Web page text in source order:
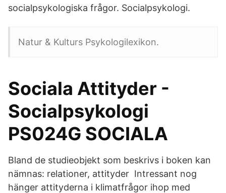
socialpsykologiska frågor. Socialpsykologi.
Natur & Kulturs Psykologilexikon.
Sociala Attityder -
Socialpsykologi
PS024G SOCIALA
Bland de studieobjekt som beskrivs i boken kan
nämnas: relationer, attityder Intressant nog
hänger attityderna i klimatfrågor ihop med